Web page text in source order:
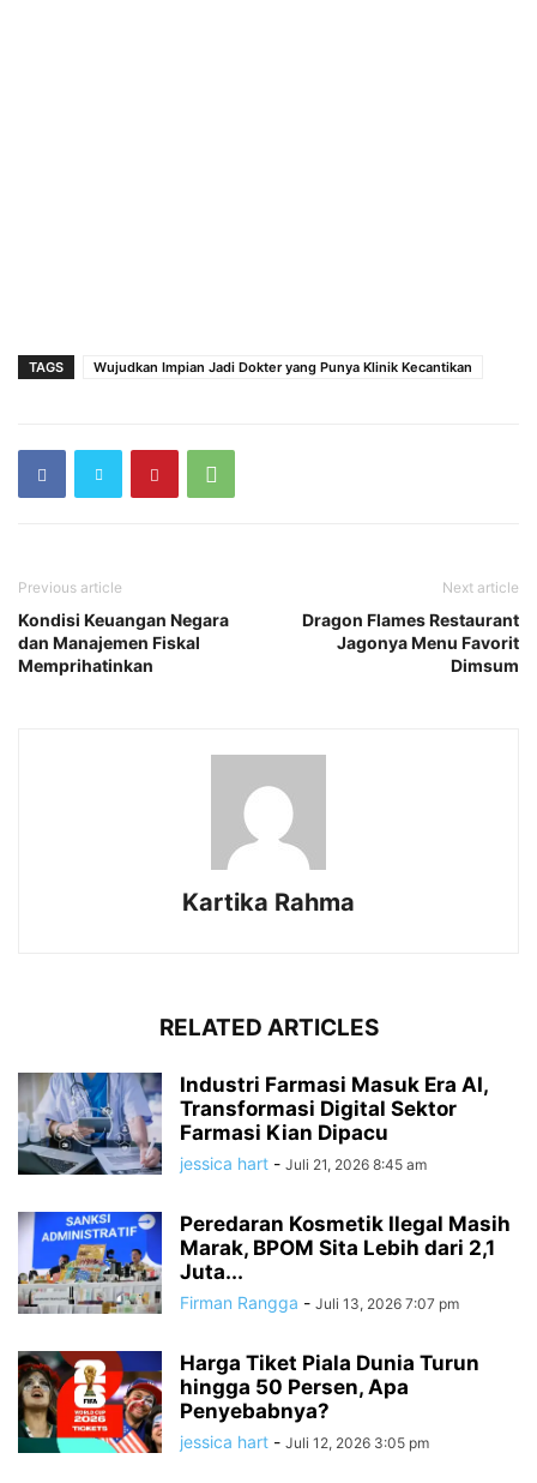
TAGS Wujudkan Impian Jadi Dokter yang Punya Klinik Kecantikan
Previous article
Kondisi Keuangan Negara
dan Manajemen Fiskal
Memprihatinkan
Next article
Dragon Flames Restaurant
Jagonya Menu Favorit
Dimsum
Kartika Rahma
RELATED ARTICLES
Industri Farmasi Masuk Era AI,
Transformasi Digital Sektor
Farmasi Kian Dipacu
jessica hart - Juli 21, 2026 8:45 am
Peredaran Kosmetik Ilegal Masih
Marak, BPOM Sita Lebih dari 2,1
Juta...
Firman Rangga - Juli 13, 2026 7:07 pm
Harga Tiket Piala Dunia Turun
hingga 50 Persen, Apa
Penyebabnya?
jessica hart - Juli 12, 2026 3:05 pm